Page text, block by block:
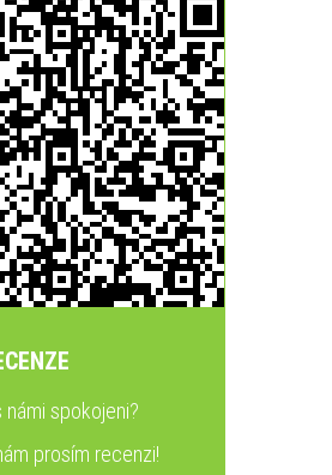
námi spokojeni?
prosím recenzi!